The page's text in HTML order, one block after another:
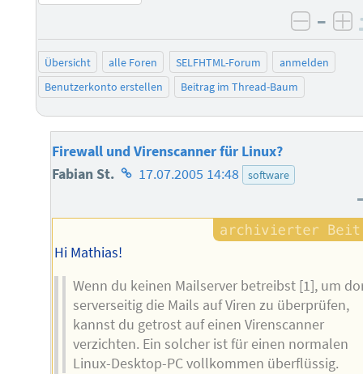
–
Übersicht alle Foren SELFHTML-Forum
anmelden
Benutzerkonto erstellen
Beitrag im Thread-Baum
Firewall und Virenscanner für Linux?
Fabian St. Homepage
Autors
17.07.2005 14:48 software
Hi Mathias!
Wenn du keinen Mailserver betreibst [1], um
serverseitig die Mails auf Viren zu überprüfen,
kannst du getrost auf einen Virenscanner
verzichten. Ein solcher ist für einen normalen
Linux-Desktop-PC vollkommen überflüssig.